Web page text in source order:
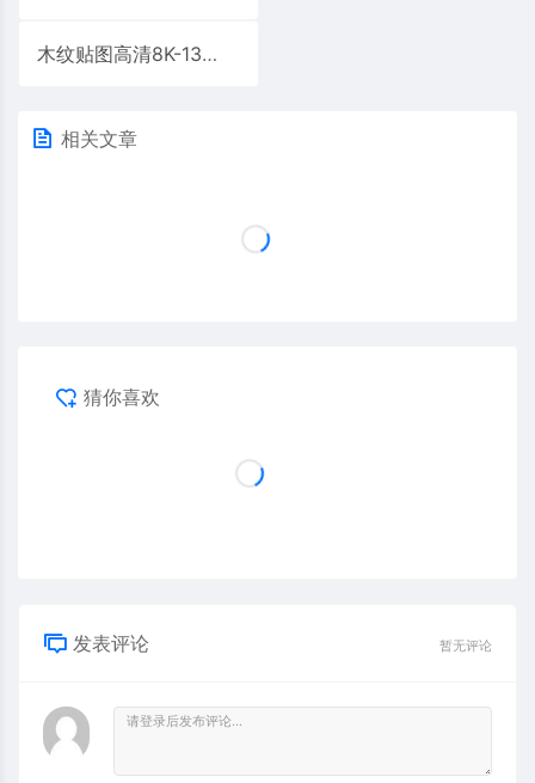
木纹贴图高清8K-13
相关文章
猜你喜欢
发表评论 暂无评论